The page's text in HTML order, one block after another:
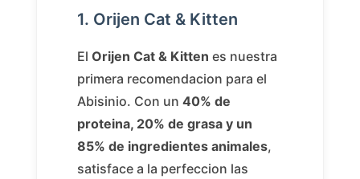
1. Orijen Cat & Kitten
El Orijen Cat & Kitten es nuestra
primera recomendacion para el
Abisinio. Con un 40% de
proteina, 20% de grasa y un
85% de ingredientes animales,
satisface a la perfeccion las